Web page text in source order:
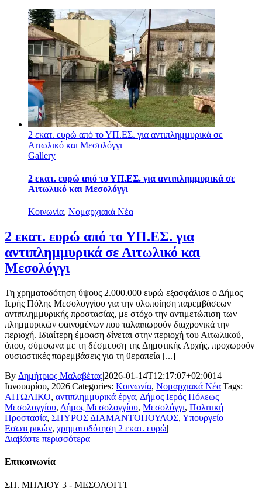
2 εκατ. ευρώ από το ΥΠ.ΕΣ. για αντιπλημμυρικά σε
Αιτωλικό και Μεσολόγγι
Gallery
2 εκατ. ευρώ από το ΥΠ.ΕΣ. για αντιπλημμυρικά σε
Αιτωλικό και Μεσολόγγι
Κοινωνία, Νομαρχιακά Νέα
2 εκατ. ευρώ από το ΥΠ.ΕΣ. για
αντιπλημμυρικά σε Αιτωλικό και
Μεσολόγγι
Τη χρηματοδότηση ύψους 2.000.000 ευρώ εξασφάλισε ο Δήμος
Ιερής Πόλης Μεσολογγίου για την υλοποίηση παρεμβάσεων
αντιπλημμυρικής προστασίας, με στόχο την αντιμετώπιση των
πλημμυρικών φαινομένων που ταλαιπωρούν διαχρονικά την
περιοχή. Ιδιαίτερη έμφαση δίνεται στην περιοχή του Αιτωλικού,
όπου, σύμφωνα με τη δέσμευση της Δημοτικής Αρχής, προχωρούν
ουσιαστικές παρεμβάσεις για τη θεραπεία [...]
By Δημήτριος Μαλαβέτας|2026-01-14T12:17:07+02:0014
Ιανουαρίου, 2026|Categories: Κοινωνία, Νομαρχιακά Νέα|Tags:
ΑΙΤΩΛΙΚΟ, αντιπλημμυρικά έργα, Δήμος Ιεράς Πόλεως
Μεσολογγίου, Δήμος Μεσολογγίου, Μεσολόγγι, Πολιτική
Προστασία, ΣΠΥΡΟΣ ΔΙΑΜΑΝΤΟΠΟΥΛΟΣ, Υπουργείο
Εσωτερικών, χρηματοδότηση 2 εκατ. ευρώ|
Διαβάστε περισσότερα
Επικοινωνία
ΣΠ. ΜΗΛΙΟΥ 3 - ΜΕΣΟΛΟΓΓΙ